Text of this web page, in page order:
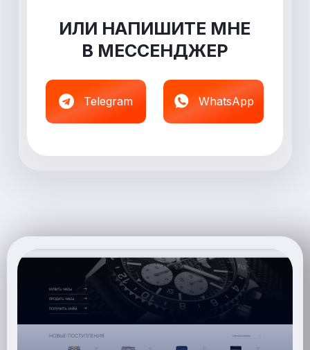
Telegram WhatsApp
ИЛИ НАПИШИТЕ МНЕ
В МЕССЕНДЖЕР